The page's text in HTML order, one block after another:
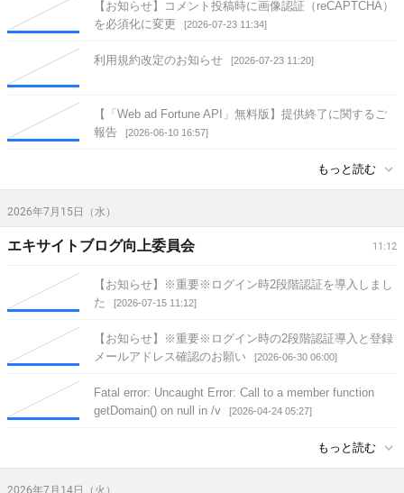
【お知らせ】コメント投稿時に画像認証（reCAPTCHA）
を必須化に変更
[2026-07-23 11:34]
利用規約改定のお知らせ [2026-07-23 11:20]
【「Web ad Fortune API」無料版】提供終了に関するご
報告
[2026-06-10 16:57]
もっと読む
2026年7月15日（水）
11:12
エキサイトブログ向上委員会
【お知らせ】※重要※ログイン時2段階認証を導入しまし
た
[2026-07-15 11:12]
【お知らせ】※重要※ログイン時の2段階認証導入と登録
メールアドレス確認のお願い
[2026-06-30 06:00]
Fatal error: Uncaught Error: Call to a member function
getDomain() on null in /v
[2026-04-24 05:27]
もっと読む
2026年7月14日（火）